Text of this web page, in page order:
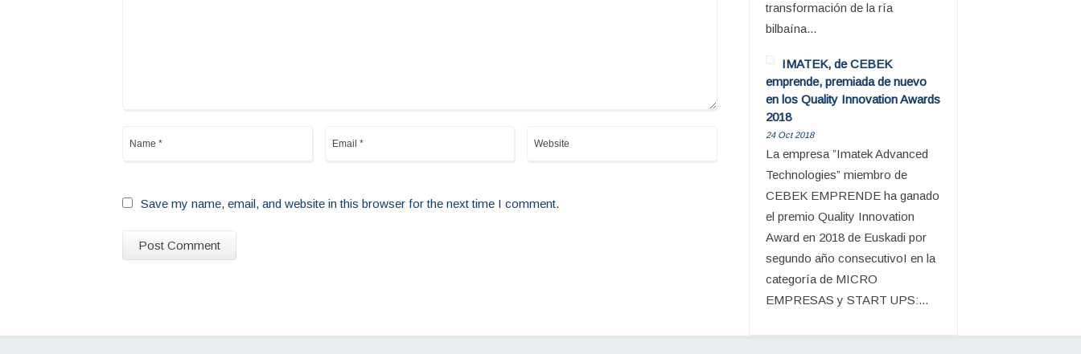
Save my name, email, and website in this browser for the next time I comment.
transformación de la ría
bilbaína...
IMATEK, de CEBEK
emprende, premiada de nuevo
en los Quality Innovation Awards
2018
24 Oct 2018
La empresa ”Imatek Advanced
Technologies” miembro de
CEBEK EMPRENDE ha ganado
el premio Quality Innovation
Award en 2018 de Euskadi por
segundo año consecutivoI en la
categoría de MICRO
EMPRESAS y START UPS:...